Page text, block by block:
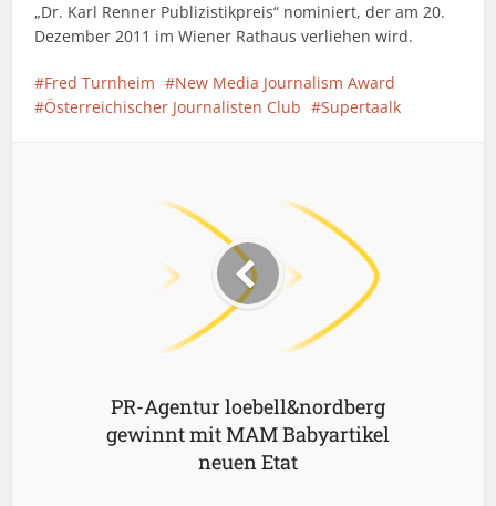
„Dr. Karl Renner Publizistikpreis“ nominiert, der am 20.
Dezember 2011 im Wiener Rathaus verliehen wird.
Fred Turnheim
New Media Journalism Award
Österreichischer Journalisten Club
Supertaalk
PR-Agentur loebell&nordberg
gewinnt mit MAM Babyartikel
neuen Etat